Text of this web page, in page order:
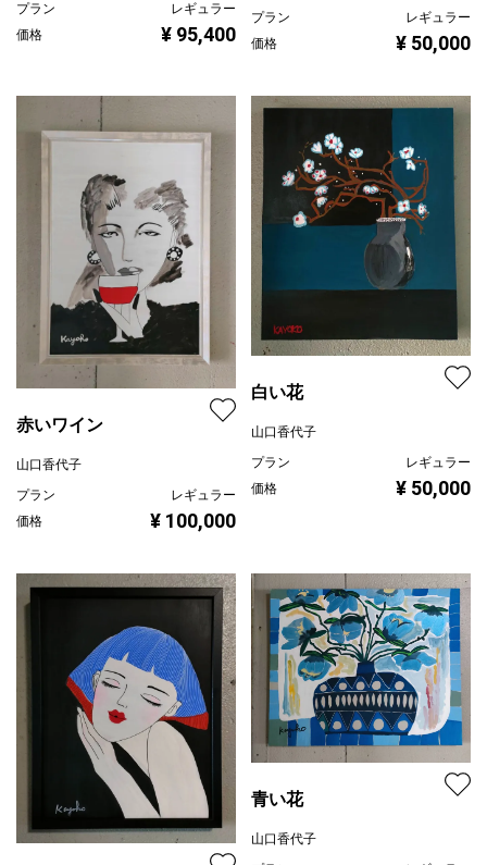
プラン
レギュラー
価格
¥ 95,400
プラン
レギュラー
価格
¥ 50,000
赤いワイン
山口香代子
プラン
レギュラー
価格
¥ 100,000
白い花
山口香代子
プラン
レギュラー
価格
¥ 50,000
青い花
山口香代子